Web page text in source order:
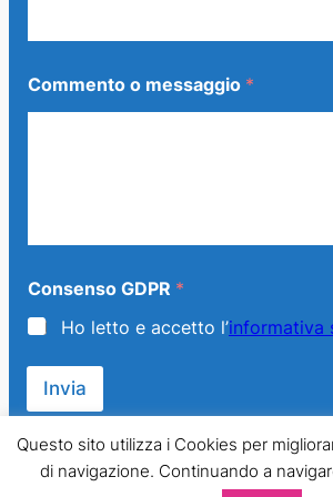
Commento o messaggio *
Consenso GDPR *
Ho letto e accetto l’informativa
Invia
© 2013 – 2024 Generazione Famiglia –
Questo sito utilizza i Cookies per
di navigazione. Continuando a